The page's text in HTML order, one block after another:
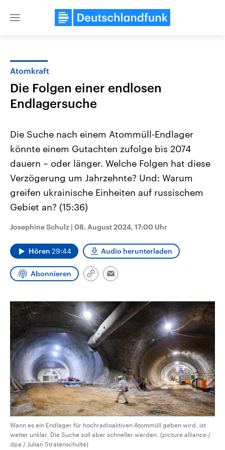
Close
Landtagswahl Sachsen-Anhalt
2026
Alle Informationen
Sachsen-Anhalt wählt am 6.
September 2026 einen neuen
Bundesland von einer Koalition aus
CDU, SPD und FDP regiert.-
Wahlprogramme, aktuelle Berichte
und Hintergründe zu den Parteien
Wahl.
USA
Aktuelle Beiträge,
Hintergründe
mit großem Einfluss auf
aktuelle Weltgeschehen.
Sendungen Programm Podcasts
Audio-Archiv
Atomkraft
Die Folgen einer endlosen
Endlagersuche
Die Suche nach einem Atommüll-Endlager
könnte einem Gutachten zufolge bis 2074
dauern – oder länger. Welche Folgen hat diese
Verzögerung um Jahrzehnte? Und: Warum
greifen ukrainische Einheiten auf russischem
Gebiet an? (15:36)
Josephine Schulz | 08. August 2024, 17:00 Uhr
Hören 29:44 Audio herunterladen
Abonnieren
Link
Email
Wann es ein Endlager für hochradioaktiven Atommüll geben wird, ist
weiter unklar. Die Suche soll aber schneller werden. (picture alliance /
dpa / Julian Stratenschulte)